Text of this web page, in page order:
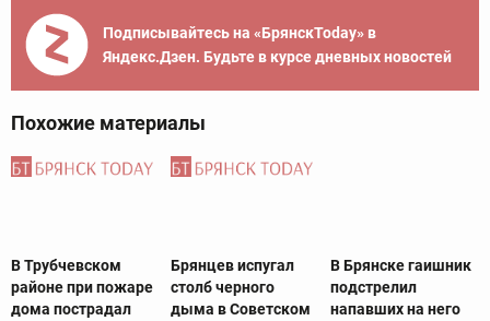
Подписывайтесь на «БрянскToday» в
Яндекс.Дзен. Будьте в курсе дневных новостей
Похожие материалы
В Трубчевском
районе при пожаре
дома пострадал
Брянцев испугал
столб черного
дыма в Советском
В Брянске гаишник
подстрелил
напавших на него